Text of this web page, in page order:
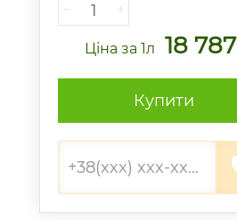
− +
Ціна за 1л 18 787
Купити